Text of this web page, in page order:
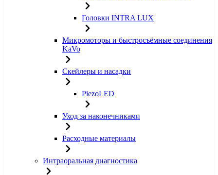
Головки INTRA LUX
Микромоторы и быстросъёмные соединения
KaVo
Скейлеры и насадки
PiezoLED
Уход за наконечниками
Расходные материалы
Интраоральная диагностика